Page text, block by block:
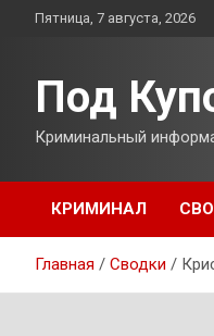
ПерейтиПятница, 7 августа, 2026
Под
Криминальный
КРИМИНАЛ
Главная Сводки